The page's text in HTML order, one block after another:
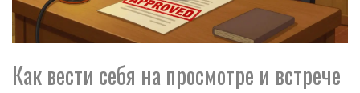
Как вести себя на просмотре и встрече